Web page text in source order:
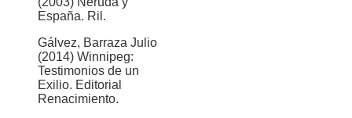
España. Ril.
Gálvez, Barraza Julio
(2014) Winnipeg:
Testimonios de un
Exilio. Editorial
Renacimiento.